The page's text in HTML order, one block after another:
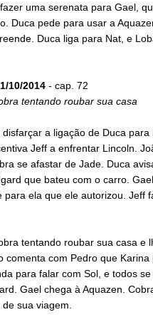
uma serenata para Gael,
Duca pede para usar a
Duca liga para Nat, e
10/2014- cap. 72
tentando roubar sua casa
disfarçar a ligação de Duca
Jeff a enfrentar Lincoln.
se afastar de Jade. Duca
que bateu com o carro.
para ela que ele autorizou. Jeff
tentando roubar sua casa e
comenta com Pedro que
para falar com Sol, e todos
Gael chega à Aquazen.
sua viagem.